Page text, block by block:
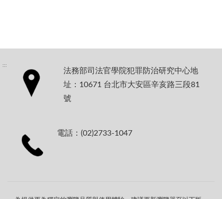
:::
法務部司法官學院犯罪防治研究中心地
址：10671 台北市大安區辛亥路三段81
號
電話：(02)2733-1047